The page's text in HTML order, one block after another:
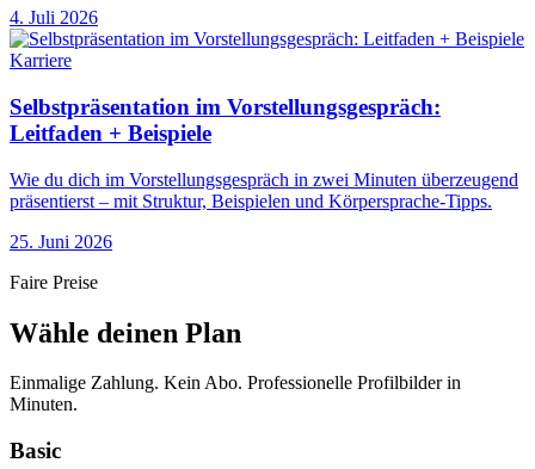
4. Juli 2026
Karriere
Selbstpräsentation im Vorstellungsgespräch:
Leitfaden + Beispiele
Wie du dich im Vorstellungsgespräch in zwei Minuten überzeugend
präsentierst – mit Struktur, Beispielen und Körpersprache-Tipps.
25. Juni 2026
Faire Preise
Wähle deinen Plan
Einmalige Zahlung. Kein Abo. Professionelle Profilbilder in
Minuten.
Basic